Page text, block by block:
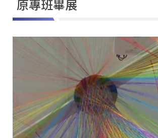
原專班畢展